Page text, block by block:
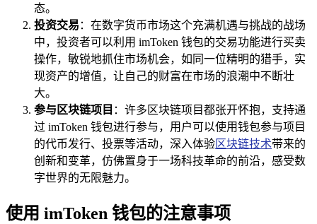
态。
投资交易 ：在数字货币市场这个充满机遇与挑战的战场
中，投资者可以利用 imToken 钱包的交易功能进行买卖
操作，敏锐地抓住市场机会，如同一位精明的猎手，实
现资产的增值，让自己的财富在市场的浪潮中不断壮
大。
参与区块链项目 ：许多区块链项目都张开怀抱，支持通
过 imToken 钱包进行参与，用户可以使用钱包参与项目
的代币发行、投票等活动，深入体验区块链技术带来的
创新和变革，仿佛置身于一场科技革命的前沿，感受数
字世界的无限魅力。
使用 imToken 钱包的注意事项